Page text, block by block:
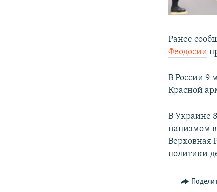
Ранее
Феодосии
В России 9
Красной
В Украине
нацизмом
Верховная
политики